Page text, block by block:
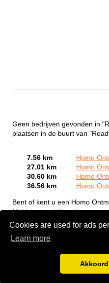
Cookies are used for ads
Learn more
Akkoord
Geen bedrijven gevonden in
plaatsen in de buurt van
7.56 km
Homo
27.01 km
Homo
30.60 km
Homo
36.56 km
Homo
Bent of kent u een Homo
Meld een bedrijf gratis aan